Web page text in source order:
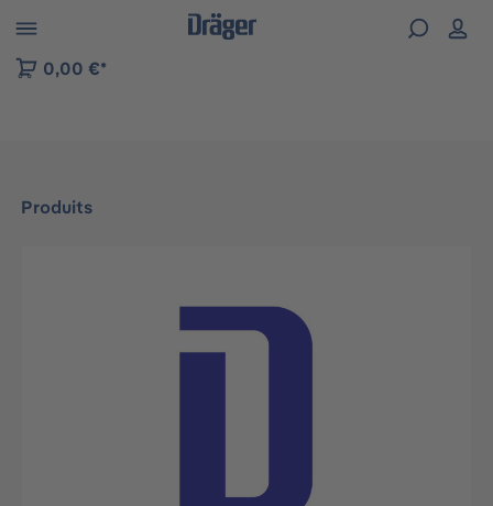
to B2B platform navigation
0,00 €*
Produits
Ignorer la galerie d'images